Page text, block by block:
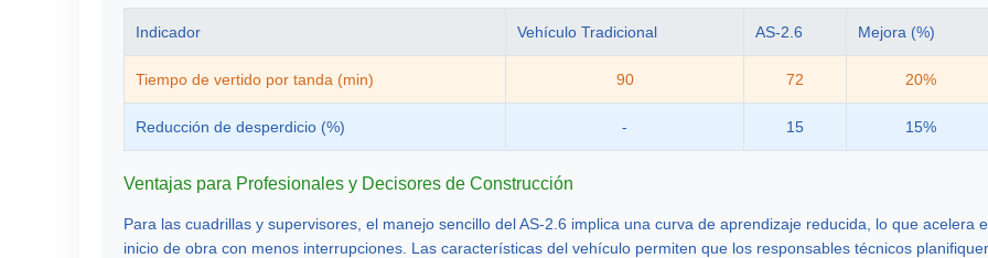
Indicador Vehículo Tradicional AS-2.6 Mejora (%)
Tiempo de vertido por tanda (min) 90 72 20%
Reducción de desperdicio (%) - 15 15%
Ventajas para Profesionales y Decisores de Construcción
Para las cuadrillas y supervisores, el manejo sencillo del AS-2.6 implica una curva de aprendizaje reducida, lo que acelera
inicio de obra con menos interrupciones. Las características del vehículo permiten que los responsables técnicos